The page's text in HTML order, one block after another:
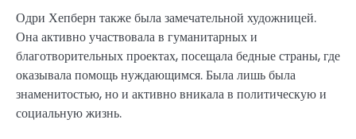
Одри Хепберн также была замечательной художницей.
Она активно участвовала в гуманитарных и
благотворительных проектах, посещала бедные страны, где
оказывала помощь нуждающимся. Была лишь была
знаменитостью, но и активно вникала в политическую и
социальную жизнь.